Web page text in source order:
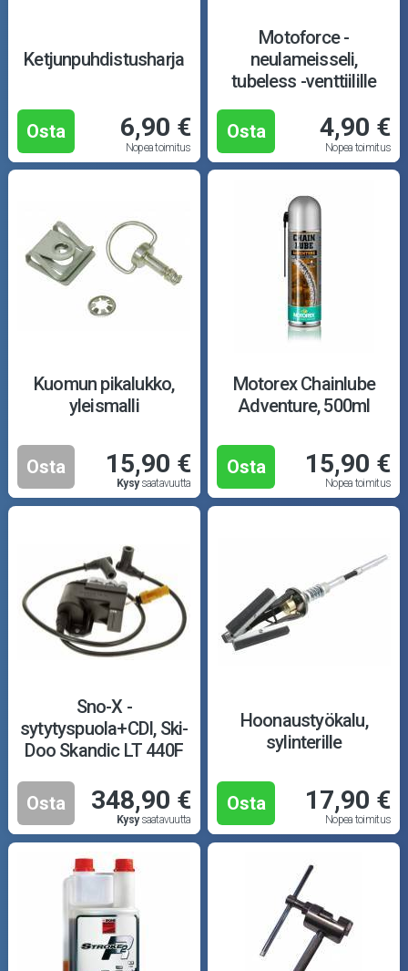
Ketjunpuhdistusharja
Osta 6,90 €
Nopea toimitus
Motoforce -
neulameisseli,
tubeless -venttiilille
Osta 4,90 €
Nopea toimitus
Kuomun pikalukko,
yleismalli
Osta 15,90 €
Kysysaatavuutta
Motorex Chainlube
Adventure, 500ml
Osta 15,90 €
Nopea toimitus
Sno-X -
sytytyspuola+CDI, Ski-
Doo Skandic LT 440F
Osta
348,90 €
Kysysaatavuutta
Hoonaustyökalu,
sylinterille
Osta 17,90 €
Nopea toimitus